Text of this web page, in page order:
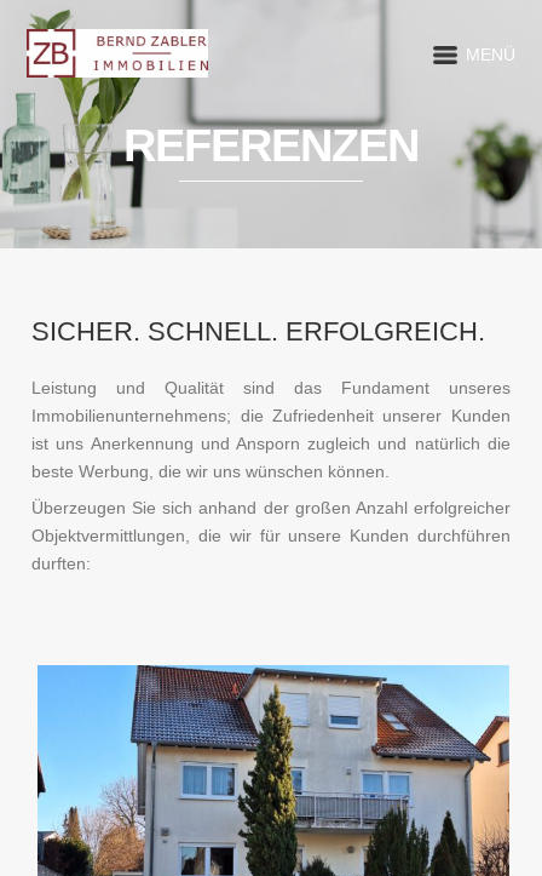
MENÜ
REFERENZEN
SICHER. SCHNELL. ERFOLGREICH.
Leistung und Qualität sind das Fundament unseres
Immobilienunternehmens; die Zufriedenheit unserer Kunden
ist uns Anerkennung und Ansporn zugleich und natürlich die
beste Werbung, die wir uns wünschen können.
Überzeugen Sie sich anhand der großen Anzahl erfolgreicher
Objektvermittlungen, die wir für unsere Kunden durchführen
durften: